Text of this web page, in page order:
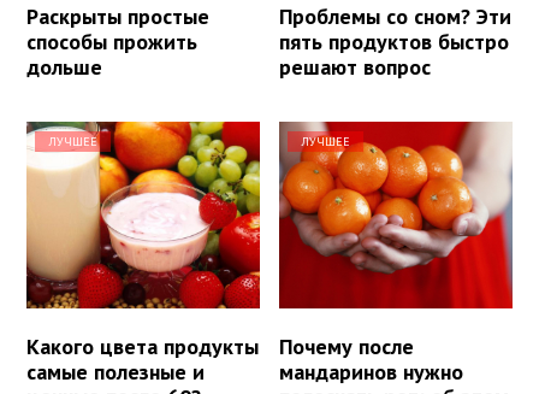
Раскрыты простые
способы прожить
дольше
Проблемы со сном? Эти
пять продуктов быстро
решают вопрос
ЛУЧШЕЕ
Какого цвета продукты
самые полезные и
ЛУЧШЕЕ
Почему после
мандаринов нужно